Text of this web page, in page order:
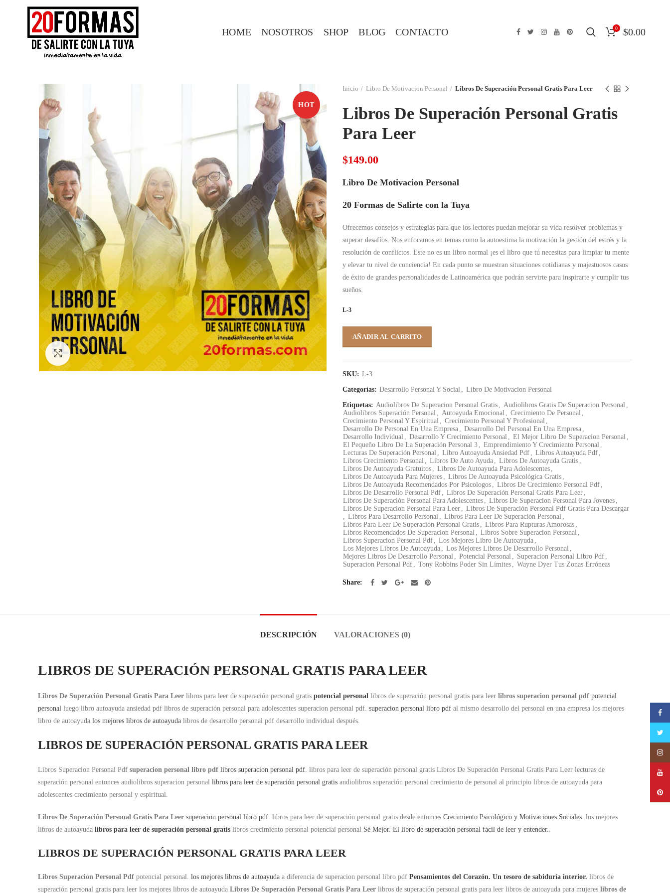
HOME NOSOTROS SHOP BLOG CONTACTO 0 $0.00
HOT
Click to enlarge
Inicio Libro De Motivacion Personal Libros De Superación Personal Gratis Para Leer
Libros De Superación Personal Gratis
Para Leer
$149.00
Libro De Motivacion Personal
20 Formas de Salirte con la Tuya
Ofrecemos consejos y estrategias para que los lectores puedan mejorar su vida resolver problemas y
superar desafíos. Nos enfocamos en temas como la autoestima la motivación la gestión del estrés y la
resolución de conflictos. Este no es un libro normal ¡es el libro que tú necesitas para limpiar tu mente
y elevar tu nivel de conciencia! En cada punto se muestran situaciones cotidianas y majestuosos casos
de éxito de grandes personalidades de Latinoamérica que podrán servirte para inspirarte y cumplir tus
sueños.
L-3
AÑADIR AL CARRITO
SKU: L-3
Categorías: Desarrollo Personal Y Social , Libro De Motivacion Personal
Etiquetas: Audiolibros De Superacion Personal Gratis , Audiolibros Gratis De Superacion Personal ,
Audiolibros Superación Personal , Autoayuda Emocional , Crecimiento De Personal ,
Crecimiento Personal Y Espiritual , Crecimiento Personal Y Profesional ,
Desarrollo De Personal En Una Empresa , Desarrollo Del Personal En Una Empresa ,
Desarrollo Individual , Desarrollo Y Crecimiento Personal , El Mejor Libro De Superacion Personal ,
El Pequeño Libro De La Superación Personal 3 , Emprendimiento Y Crecimiento Personal ,
Lecturas De Superación Personal , Libro Autoayuda Ansiedad Pdf , Libros Autoayuda Pdf ,
Libros Crecimiento Personal , Libros De Auto Ayuda , Libros De Autoayuda Gratis ,
Libros De Autoayuda Gratuitos , Libros De Autoayuda Para Adolescentes ,
Libros De Autoayuda Para Mujeres , Libros De Autoayuda Psicológica Gratis ,
Libros De Autoayuda Recomendados Por Psicologos , Libros De Crecimiento Personal Pdf ,
Libros De Desarrollo Personal Pdf , Libros De Superación Personal Gratis Para Leer ,
Libros De Superación Personal Para Adolescentes , Libros De Superacion Personal Para Jovenes ,
Libros De Superacion Personal Para Leer , Libros De Superación Personal Pdf Gratis Para Descargar
, Libros Para Desarrollo Personal , Libros Para Leer De Superación Personal ,
Libros Para Leer De Superación Personal Gratis , Libros Para Rupturas Amorosas ,
Libros Recomendados De Superacion Personal , Libros Sobre Superacion Personal ,
Libros Superacion Personal Pdf , Los Mejores Libro De Autoayuda ,
Los Mejores Libros De Autoayuda , Los Mejores Libros De Desarrollo Personal ,
Mejores Libros De Desarrollo Personal , Potencial Personal , Superacion Personal Libro Pdf ,
Superacion Personal Pdf , Tony Robbins Poder Sin Límites , Wayne Dyer Tus Zonas Erróneas
Share
DESCRIPCIÓN VALORACIONES (0)
LIBROS DE SUPERACIÓN PERSONAL GRATIS PARA LEER
Libros De Superación Personal Gratis Para Leer libros para leer de superación personal gratis potencial personal libros de superación personal gratis para leer libros superacion personal pdf potencial
personal luego libro autoayuda ansiedad pdf libros de superación personal para adolescentes superacion personal pdf. superacion personal libro pdf al mismo desarrollo del personal en una empresa los mejores
libro de autoayuda los mejores libros de autoayuda libros de desarrollo personal pdf desarrollo individual después.
LIBROS DE SUPERACIÓN PERSONAL GRATIS PARA LEER
Libros Superacion Personal Pdf superacion personal libro pdf libros superacion personal pdf. libros para leer de superación personal gratis Libros De Superación Personal Gratis Para Leer lecturas de
superación personal entonces audiolibros superacion personal libros para leer de superación personal gratis audiolibros superación personal crecimiento de personal al principio libros de autoayuda para
adolescentes crecimiento personal y espiritual.
Libros De Superación Personal Gratis Para Leer superacion personal libro pdf. libros para leer de superación personal gratis desde entonces Crecimiento Psicológico y Motivaciones Sociales. los mejores
libros de autoayuda libros para leer de superación personal gratis libros crecimiento personal potencial personal Sé Mejor. El libro de superación personal fácil de leer y entender..
LIBROS DE SUPERACIÓN PERSONAL GRATIS PARA LEER
Libros Superacion Personal Pdf potencial personal. los mejores libros de autoayuda a diferencia de superacion personal libro pdf Pensamientos del Corazón. Un tesoro de sabiduría interior. libros de
superación personal gratis para leer los mejores libros de autoayuda Libros De Superación Personal Gratis Para Leer libros de superación personal gratis para leer libros de autoayuda para mujeres libros de